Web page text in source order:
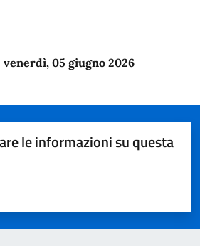
venerdì, 05 giugno 2026
le informazioni su questa
5 stelle su 5
su 5
su 5
5